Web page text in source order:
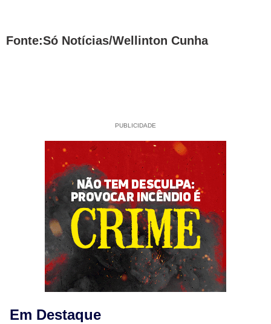
Fonte:Só Notícias/Wellinton Cunha
PUBLICIDADE
Em Destaque